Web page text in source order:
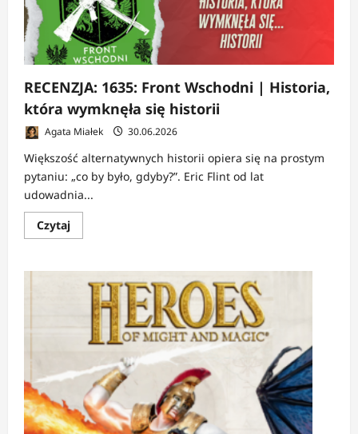
RECENZJA: 1635: Front Wschodni | Historia,
która wymknęła się historii
Agata Miałek 30.06.2026
Większość alternatywnych historii opiera się na prostym
pytaniu: „co by było, gdyby?”. Eric Flint od lat
udowadnia...
CzytajDowiedz
się
RECENZJA:
1635:
Front
Wschodni
Historia,
która
wymknęła
historii